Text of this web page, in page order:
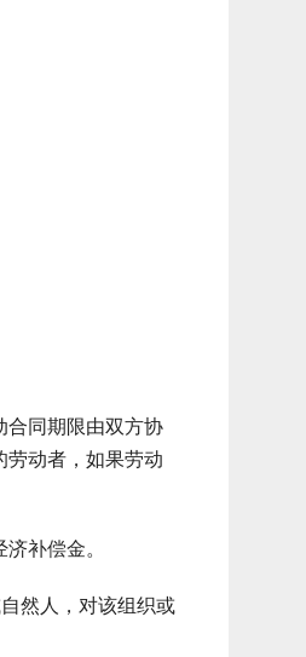
同期限由双方协
劳动者，如果劳动
补偿金。
然人，对该组织或